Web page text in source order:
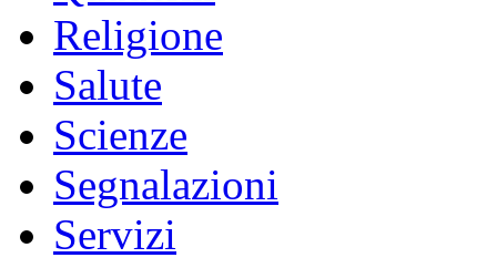
Religione
Salute
Scienze
Segnalazioni
Servizi